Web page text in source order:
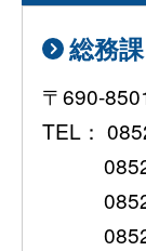
総務課
〒690-
TEL：
0852-
0852-
0852-